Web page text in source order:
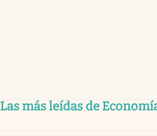
Las más leídas de